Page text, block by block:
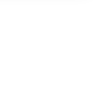
жизни с